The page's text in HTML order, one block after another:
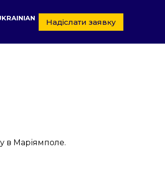
Надіслати заявку
в Маріямполе.